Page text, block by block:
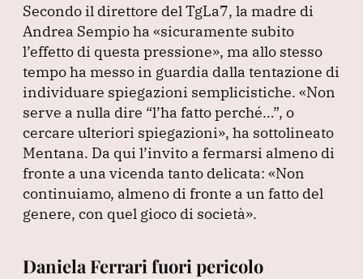
Secondo il direttore del TgLa7, la madre di
Andrea Sempio ha «sicuramente subito
l’effetto di questa pressione», ma allo stesso
tempo ha messo in guardia dalla tentazione di
individuare spiegazioni semplicistiche. «Non
serve a nulla dire “l’ha fatto perché…”, o
cercare ulteriori spiegazioni», ha sottolineato
Mentana. Da qui l’invito a fermarsi almeno di
fronte a una vicenda tanto delicata: «Non
continuiamo, almeno di fronte a un fatto del
genere, con quel gioco di società».
Daniela Ferrari fuori pericolo